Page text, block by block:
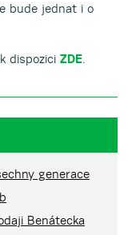
bude jednat i o
dispozici ZDE.
generace
Benátecka